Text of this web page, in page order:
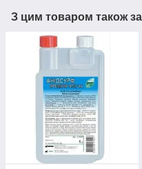
З цим товаром також